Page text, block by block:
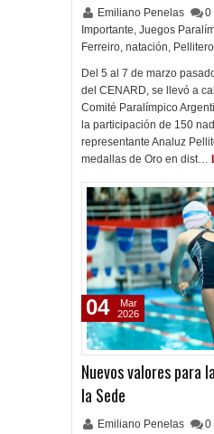
Emiliano Penelas 0
Importante, Juegos
Ferreiro, natación, Pellitero
Del 5 al 7 de marzo
del CENARD, se llevó a
Comité Paralímpico
la participación de 150
representante Analuz
medallas de Oro en dist…
Nuevos valores para
la Sede
Emiliano Penelas 0
04
Mar
2026